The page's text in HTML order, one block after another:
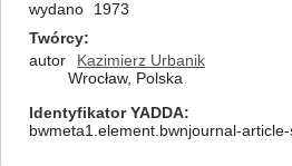
wydano
1973
Twórcy
autor
Kazimierz Urbanik
Wrocław, Polska
Identyfikator YADDA
bwmeta1.element.bwnjournal-